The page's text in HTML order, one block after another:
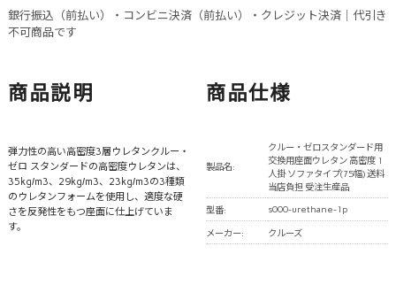
銀行振込（前払い）・コンビニ決済（前払い）・クレジット決済｜代引き
不可商品です
商品説明
弾力性の高い高密度3層ウレタンクルー・
ゼロ スタンダードの高密度ウレタンは、
35kg/m3、29kg/m3、23kg/m3の3種類
のウレタンフォームを使用し、適度な硬
さを反発性をもつ座面に仕上げていま
す。
商品仕様
製品名:
クルー・ゼロスタンダード用
交換用座面ウレタン 高密度 1
人掛 ソファタイプ(75幅) 送料
当店負担 受注生産品
型番:
s000-urethane-1p
メーカー: クルーズ